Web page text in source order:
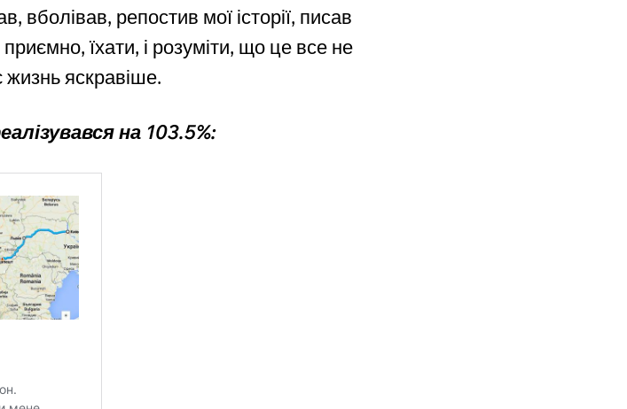
вболівав, репостив мої історії, писав
їхати, і розуміти, що це все не
жизнь яскравіше.
на 103.5%: